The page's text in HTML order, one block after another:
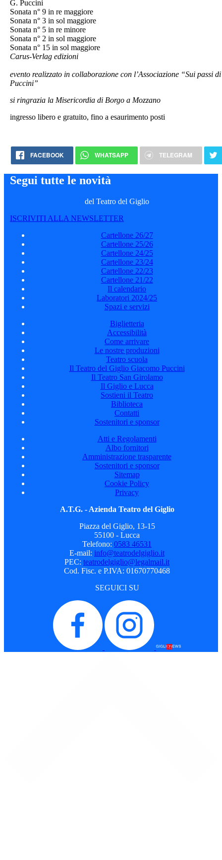
G. Puccini
Sonata n° 9 in re maggiore
Sonata n° 3 in sol maggiore
Sonata n° 5 in re minore
Sonata n° 2 in sol maggiore
Sonata n° 15 in sol maggiore
Carus-Verlag edizioni
evento realizzato in collaborazione con l’Associazione “Sui passi di
Puccini”
si ringrazia la Misericordia di Borgo a Mozzano
ingresso libero e gratuito, fino a esaurimento posti
FACEBOOK WHATSAPP TELEGRAM
Segui tutte le novità
del Teatro del Giglio
ISCRIVITI ALLA NEWSLETTER
Cartellone 26/27
Cartellone 25/26
Cartellone 24/25
Cartellone 23/24
Cartellone 22/23
Cartellone 21/22
Il calendario
Laboratori 2024/25
Spazi e servizi
Biglietteria
Accessibilità
Come arrivare
Le nostre produzioni
Teatro scuola
Il Teatro del Giglio Giacomo Puccini
Il Teatro San Girolamo
Il Giglio e Lucca
Sostieni il Teatro
Biblioteca
Contatti
Sostenitori e sponsor
Atti e Regolamenti
Albo fornitori
Amministrazione trasparente
Sostenitori e sponsor
Sitemap
Cookie Policy
Privacy
A.T.G. - Azienda Teatro del Giglio
Piazza del Giglio, 13-15
55100 - Lucca
Telefono: 0583 46531
E-mail: info@teatrodelgiglio.it
PEC: teatrodelgiglio@legalmail.it
Cod. Fisc. e P.IVA: 01670770468
SEGUICI SU